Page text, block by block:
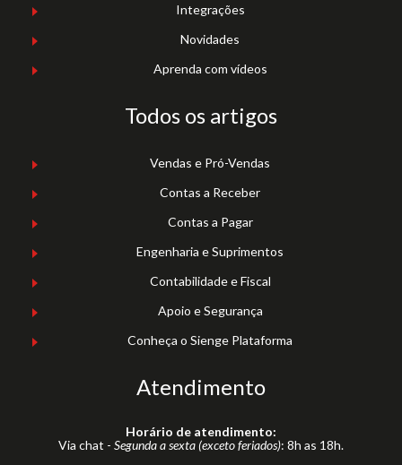
Integrações
Novidades
Aprenda com vídeos
Todos os artigos
Vendas e Pró-Vendas
Contas a Receber
Contas a Pagar
Engenharia e Suprimentos
Contabilidade e Fiscal
Apoio e Segurança
Conheça o Sienge Plataforma
Atendimento
Horário de atendimento:
Via chat - Segunda a sexta (exceto feriados): 8h as 18h.